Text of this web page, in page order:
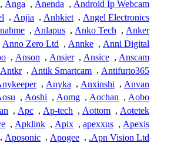
Android Ip Webcam
,
Anenda
,
Anga
,
Angel Electronics
,
Anhkiet
,
Anjia
,
Anker
,
Anko Tech
,
Anlapus
,
Anni Digital
,
Annke
,
Anno Zero Ltd
Anscam
,
Ansice
,
Ansjer
,
Anson
,
Antifurto365
,
Antik Smartcam
,
Antkr
Anvan
,
Anxinshi
,
Anyka
,
Aobo
,
Aochan
,
Aomg
,
Aoshi
,
Aotetek
,
Aottom
,
Ap-tech
,
Apc
,
Apexis
,
apexxus
,
Apix
,
Apklink
,
Apn Vision Ltd.
,
Apogee
,
Aposonic
,